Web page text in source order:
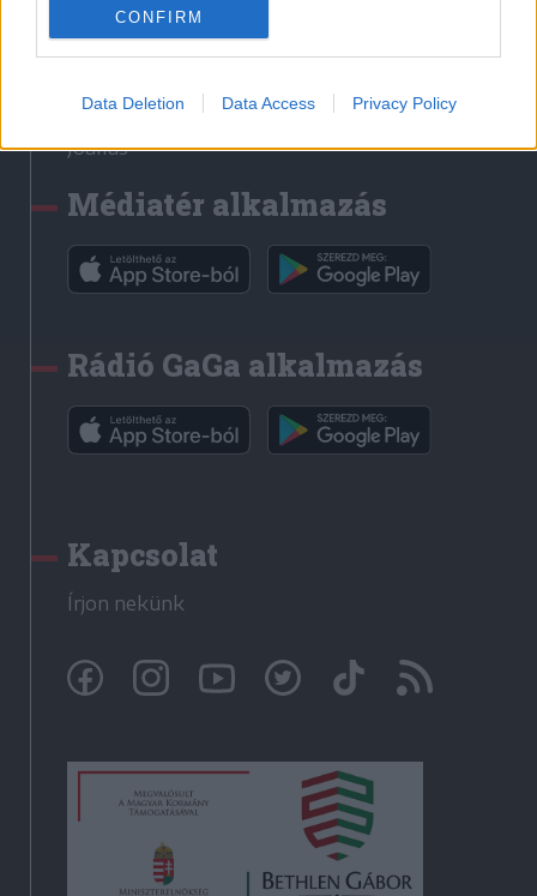
CONFIRM
Data Deletion Data Access Privacy Policy
Erdélyi Napló
Főtér
Rádió GaGa
Jóállás
Médiatér alkalmazás
Rádió GaGa alkalmazás
Kapcsolat
Írjon nekünk